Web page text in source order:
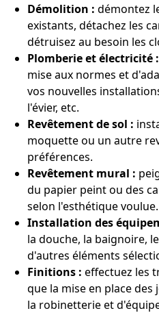
Démolition : démontez
existants, détachez les
détruisez au besoin les
Plomberie et électricité :
mise aux normes et
vos nouvelles
l'évier, etc.
Revêtement de sol :
moquette ou un autre
préférences.
Revêtement mural :
du papier peint ou des
selon l'esthétique voulue.
Installation des
la douche, la baignoire,
d'autres éléments
Finitions : effectuez les
que la mise en place
la robinetterie et